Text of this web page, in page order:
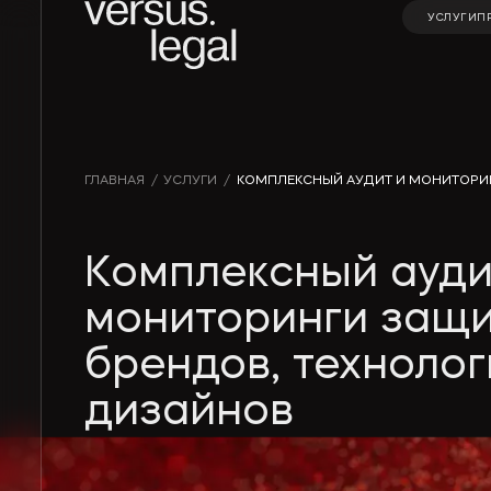
УСЛУГИ
Интеллектуальная
Архитектура
и проектированиеправо и M&A
Банкротство Частные
Экологическое
право
банковское
право
ГЛАВНАЯ / УСЛУГИ / КОМПЛЕКСНЫЙ АУДИТ И
Комплексный
мониторинги
брендов,
дизайнов